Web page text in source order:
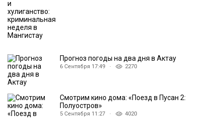
Прогноз погоды на два дня в Актау
6 Сентября 17:49 · 2270
Смотрим кино дома: «Поезд в Пусан 2:
Полуостров»
5 Сентября 11:27 · 4020